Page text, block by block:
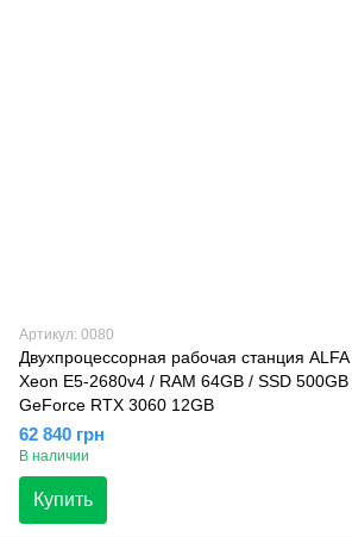
Артикул: 0080
Двухпроцессорная рабочая станция
Xeon E5-2680v4 / RAM 64GB / SSD
GeForce RTX 3060 12GB
62 840 грн
В наличии
Купить